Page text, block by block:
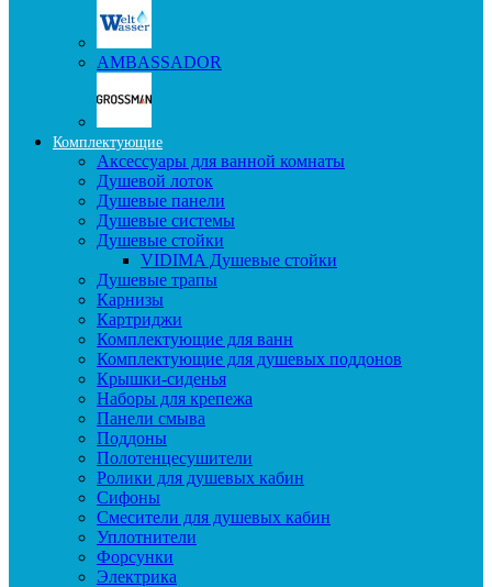
AMBASSADOR
Комплектующие
Аксессуары для ванной комнаты
Душевой лоток
Душевые панели
Душевые системы
Душевые стойки
VIDIMA Душевые стойки
Душевые трапы
Карнизы
Картриджи
Комплектующие для ванн
Комплектующие для душевых поддонов
Крышки-сиденья
Наборы для крепежа
Панели смыва
Поддоны
Полотенцесушители
Ролики для душевых кабин
Сифоны
Смесители для душевых кабин
Уплотнители
Форсунки
Электрика